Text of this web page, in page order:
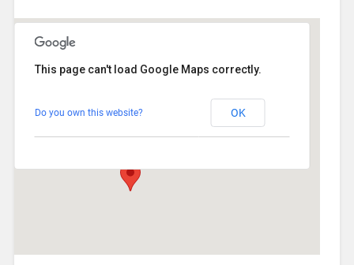
Veranstaltungen
This page can't load Google Maps correctly.
Do you own this website? OK